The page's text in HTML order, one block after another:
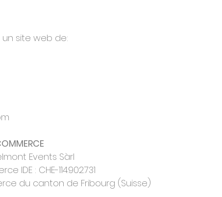
site web de:
Events Sàrl
: CHE-114.902.731
du canton de Fribourg (Suisse)